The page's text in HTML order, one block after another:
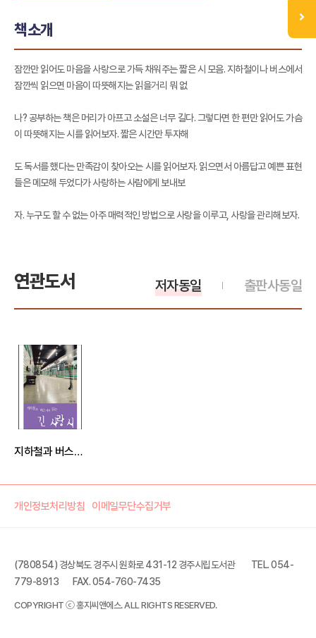
책소개
잠깐만 읽어도 마음을 사랑으로 가득 채워주는 짧은 시 모음. 지하철이나 버스에서
잠깐씩 읽으면 마음이 따뜻해지는 읽을거리 뭐 없
나? 공부하는 책은 머리가 아프고 소설은 너무 길다. 그렇다면 한 편만 읽어도 가슴
이 따뜻해지는 시를 읽어보자. 짧은 시간만 투자해
도 독서를 했다는 만족감이 찾아오는 시를 읽어보자. 읽으면서 아름답고 예쁜 표현
들은 메모해 두었다가 사랑하는 사람에게 보내보
자. 누구도 할 수 없는 아주 매력적인 방법으로 사랑을 이루고, 사랑을 관리해보자.
연관도서 출판사동일
저자동일
지하철과 버스에서 읽는 긴 사랑 시
개인정보처리방침 이메일무단수집거부
(780854) 경상북도 경주시 원화로 431-12 경주시립도서관
TEL. 054-
779-8913
FAX. 054-760-7435
COPYRIGHT ⓒ 홍지씨앤에스. ALL RIGHTS RESERVED.